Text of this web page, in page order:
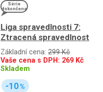
Série
dokončena
Liga spravedlnosti 7:
Ztracená spravedlnost
Základní cena: 299 Kč
Vaše cena s DPH: 269 Kč
Skladem
-10%